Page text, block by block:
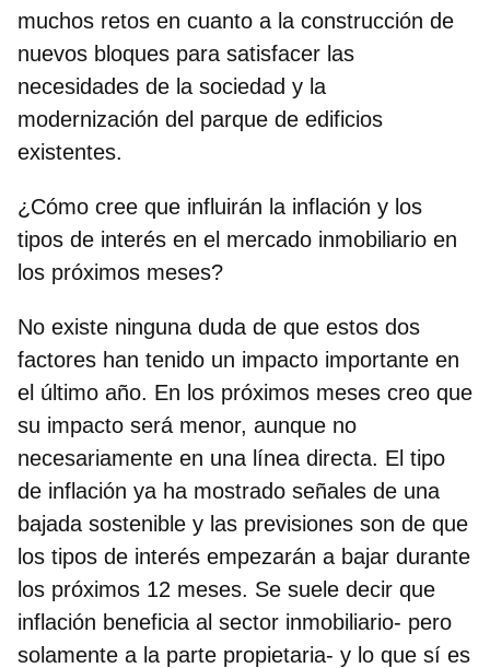
muchos retos en cuanto a la construcción de
nuevos bloques para satisfacer las
necesidades de la sociedad y la
modernización del parque de edificios
existentes.
¿Cómo cree que influirán la inflación y los
tipos de interés en el mercado inmobiliario en
los próximos meses?
No existe ninguna duda de que estos dos
factores han tenido un impacto importante en
el último año. En los próximos meses creo que
su impacto será menor, aunque no
necesariamente en una línea directa. El tipo
de inflación ya ha mostrado señales de una
bajada sostenible y las previsiones son de que
los tipos de interés empezarán a bajar durante
los próximos 12 meses. Se suele decir que
inflación beneficia al sector inmobiliario- pero
solamente a la parte propietaria- y lo que sí es